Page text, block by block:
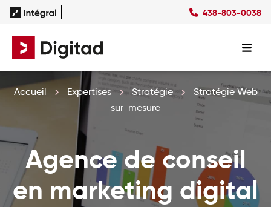
438-803-0038
Expertises
SEO
SEM
Social Ads
Studio
Conception Site Web
Formations Web
ForfaitsForfaits SEO
Forfaits SEM
Forfaits Display
Forfaits Social Ads
Forfaits Médias Sociaux
SuccèsCultureRessourcesEN
Accueil Expertises Stratégie
Stratégie Web
sur-mesure
Agence de conseil
en marketing digital